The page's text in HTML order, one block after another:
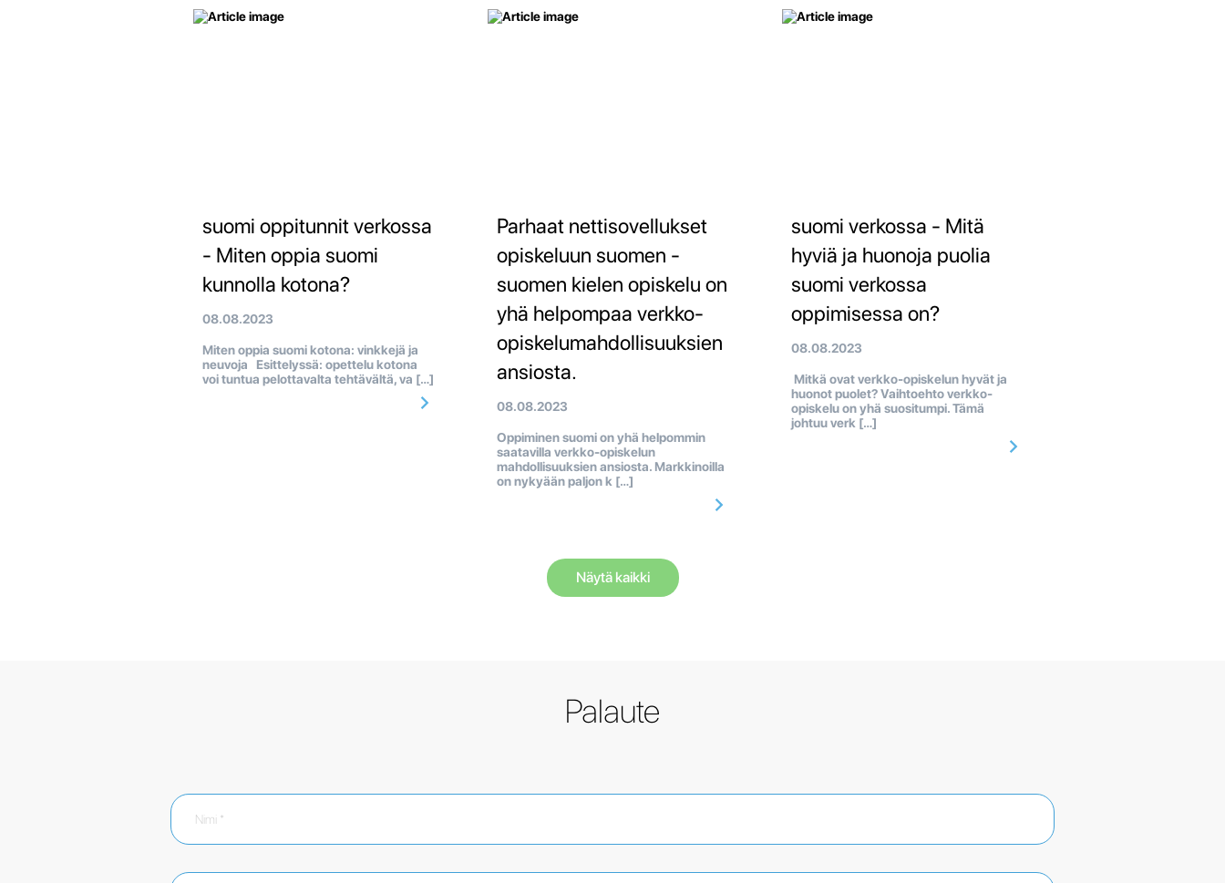
suomi oppitunnit verkossa
- Miten oppia suomi
kunnolla kotona?
08.08.2023
Miten oppia suomi kotona: vinkkejä ja
neuvoja Esittelyssä: opettelu kotona
voi tuntua pelottavalta tehtävältä, va […]
Parhaat nettisovellukset
opiskeluun suomen -
suomen kielen opiskelu on
yhä helpompaa verkko-
opiskelumahdollisuuksien
ansiosta.
08.08.2023
Oppiminen suomi on yhä helpommin
saatavilla verkko-opiskelun
mahdollisuuksien ansiosta. Markkinoilla
on nykyään paljon k […]
suomi verkossa - Mitä
hyviä ja huonoja puolia
suomi verkossa
oppimisessa on?
08.08.2023
Mitkä ovat verkko-opiskelun hyvät ja
huonot puolet? Vaihtoehto verkko-
opiskelu on yhä suositumpi. Tämä
johtuu verk […]
Näytä kaikki
Palaute